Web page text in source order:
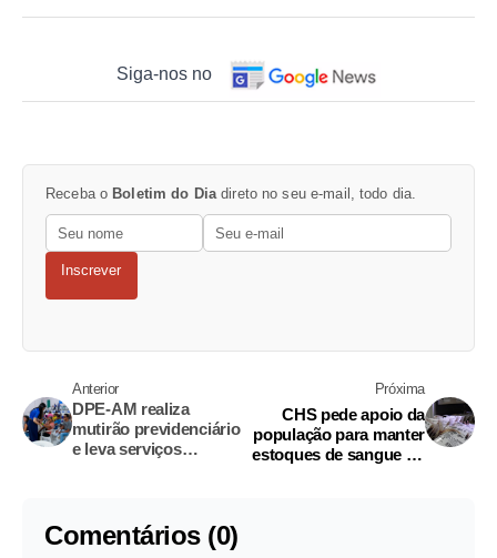
Siga-nos no
Receba o Boletim do Dia direto no seu e-mail, todo dia.
Inscrever
Anterior
DPE-AM realiza
mutirão previdenciário
e leva serviços
Próxima
CHS pede apoio da
população para manter
estoques de sangue no
Comentários (0)